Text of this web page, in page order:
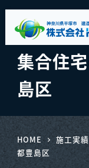
集合住
島区
HOME 施工実績
都豊島区